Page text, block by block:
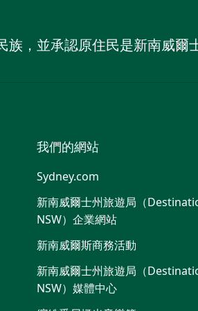
，並承認原住民是新南威爾
我們的網站
Sydney.com
新南威爾士州旅遊局（
NSW）企業網站​
新南威爾斯商務活動
新南威爾士州旅遊局（
NSW）媒體中心